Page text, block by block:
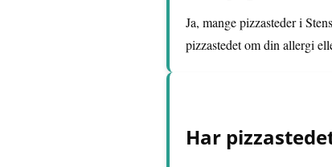
Ja, mange pizzasteder i
pizzastedet om din allergi
Har